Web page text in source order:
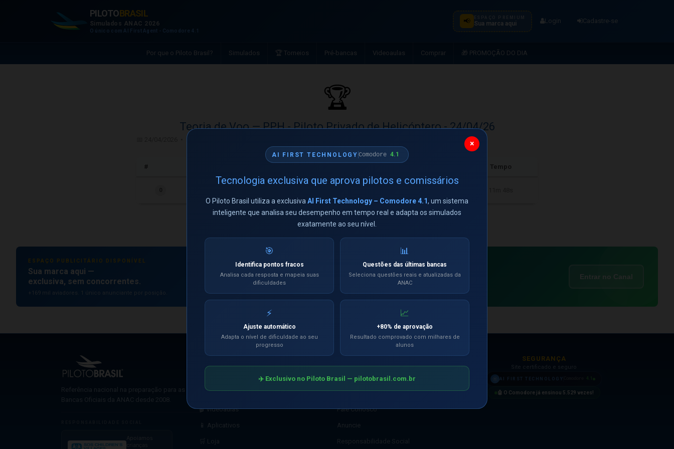
PILOTOBRASIL
Simulados ANAC 2026
O único com AI First Agent - Comodore 4.1
📢 Sua marca aqui Login Cadastre-se
Por que o Piloto Brasil? Simulados 🏆 Torneios Pré-bancas Videoaulas Comprar 🎁 PROMOÇÃO DO DIA
🏆
Teoria de Voo — PPH - Piloto Privado de Helicóptero - 24/04/26
# Tempo
← Ver todos os torneios
ESPAÇO PUBLICITÁRIO DISPONÍVEL
Sua marca aqui —
exclusiva, sem concorrentes.
+169 mil aviadores. 1 único anunciante por posição.
Ver oportunidade →
CANAL OFICIAL
Siga nosso Canal
no WhatsApp
Entrar no Canal
Referência nacional na preparação para as
Bancas Oficiais da ANAC desde 2008.
Apoiamos
🤖 Simulados com IA
📋 Pré-Bancas
🎬 Videoaulas
📱 Aplicativos
🛒 Loja
Sobre o Piloto Brasil
FAQ
Fale Conosco
Anuncie
Responsabilidade Social
SEGURANÇA
Site certificado e seguro
AI FIRST TECHNOLOGY
🤖 O Comodore já ensinou 5.529 vezes!
×
AI FIRST TECHNOLOGY Comodore4.1
Tecnologia exclusiva que aprova pilotos e comissários
O Piloto Brasil utiliza a exclusiva AI First Technology – Comodore 4.1, um sistema
inteligente que analisa seu desempenho em tempo real e adapta os simulados
exatamente ao seu nível.
🎯
Identifica pontos fracos
Analisa cada resposta e mapeia suas
dificuldades
📊
Questões das últimas bancas
Seleciona questões reais e atualizadas da
ANAC
⚡
Ajuste automático
Adapta o nível de dificuldade ao seu
progresso
📈
+80% de aprovação
Resultado comprovado com milhares de
alunos
✈️ Exclusivo no Piloto Brasil — pilotobrasil.com.br